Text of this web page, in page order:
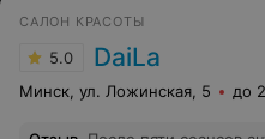
бонусы постоянным
САЛОН КРАСОТЫ
5.0 DaiLa
Минск, ул. Ложинская, 5 до